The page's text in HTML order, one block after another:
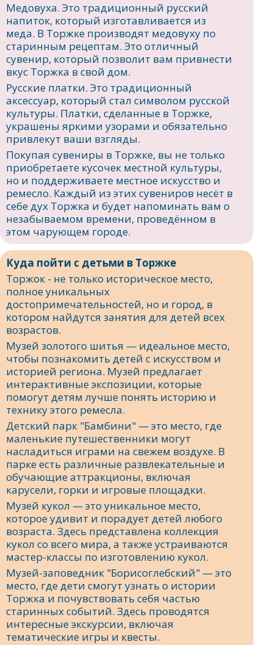
Медовуха. Это традиционный русский
напиток, который изготавливается из
меда. В Торжке производят медовуху по
старинным рецептам. Это отличный
сувенир, который позволит вам привнести
вкус Торжка в свой дом.
Русские платки. Это традиционный
аксессуар, который стал символом русской
культуры. Платки, сделанные в Торжке,
украшены яркими узорами и обязательно
привлекут ваши взгляды.
Покупая сувениры в Торжке, вы не только
приобретаете кусочек местной культуры,
но и поддерживаете местное искусство и
ремесло. Каждый из этих сувениров несёт в
себе дух Торжка и будет напоминать вам о
незабываемом времени, проведённом в
этом чарующем городе.
Куда пойти с детьми в Торжке
Торжок - не только историческое место,
полное уникальных
достопримечательностей, но и город, в
котором найдутся занятия для детей всех
возрастов.
Музей золотого шитья — идеальное место,
чтобы познакомить детей с искусством и
историей региона. Музей предлагает
интерактивные экспозиции, которые
помогут детям лучше понять историю и
технику этого ремесла.
Детский парк "Бамбини" — это место, где
маленькие путешественники могут
насладиться играми на свежем воздухе. В
парке есть различные развлекательные и
обучающие аттракционы, включая
карусели, горки и игровые площадки.
Музей кукол — это уникальное место,
которое удивит и порадует детей любого
возраста. Здесь представлена коллекция
кукол со всего мира, а также устраиваются
мастер-классы по изготовлению кукол.
Музей-заповедник "Борисоглебский" — это
место, где дети смогут узнать о истории
Торжка и почувствовать себя частью
старинных событий. Здесь проводятся
интересные экскурсии, включая
тематические игры и квесты.